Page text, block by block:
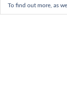
To find out more, as